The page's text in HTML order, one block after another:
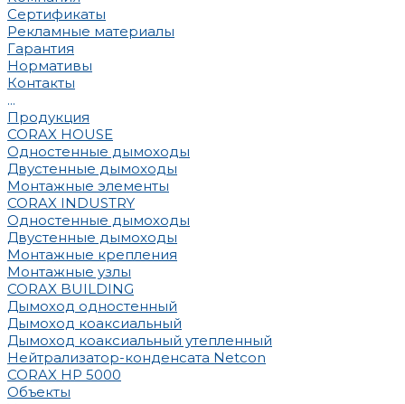
Сертификаты
Рекламные материалы
Гарантия
Нормативы
Контакты
...
Продукция
CORAX HOUSE
Одностенные дымоходы
Двустенные дымоходы
Монтажные элементы
CORAX INDUSTRY
Одностенные дымоходы
Двустенные дымоходы
Монтажные крепления
Монтажные узлы
CORAX BUILDING
Дымоход одностенный
Дымоход коаксиальный
Дымоход коаксиальный утепленный
Нейтрализатор-конденсата Netcon
CORAX HP 5000
Объекты